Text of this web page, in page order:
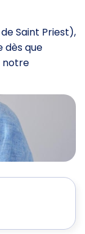
Saint Priest),
dès que
notre